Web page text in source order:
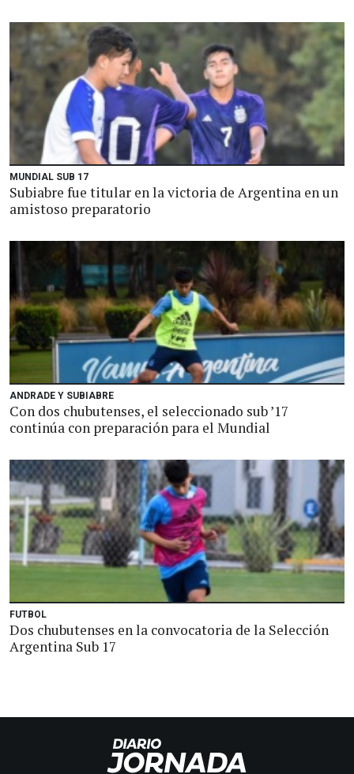
MUNDIAL SUB 17
Subiabre fue titular en la victoria de Argentina en un
amistoso preparatorio
ANDRADE Y SUBIABRE
Con dos chubutenses, el seleccionado sub ’17
continúa con preparación para el Mundial
FUTBOL
Dos chubutenses en la convocatoria de la Selección
Argentina Sub 17